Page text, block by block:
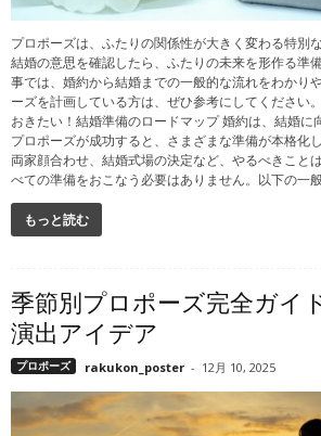
プロポーズは、ふたりの関係性が大きく変わる特別
結婚の意思を確認したら、ふたりの未来を形作る準
事では、婚約から結婚までの一般的な流れをわかり
ーズを計画している方は、ぜひ参考にしてください
おきたい！結婚準備のロードマップ 婚約は、結婚に
プロポーズが成功すると、さまざまな準備が本格化
両家顔合わせ、結婚式場の決定など、やるべきこと
べての準備をおこなう必要はありません。以下の一
もっと読む
季節別プロポーズ完全ガイ
演出アイデア
プロポーズ rakukon_poster - 12月 10, 2025